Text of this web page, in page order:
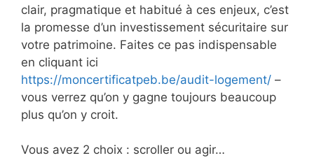
clair, pragmatique et habitué à ces enjeux, c’est
la promesse d’un investissement sécuritaire sur
votre patrimoine. Faites ce pas indispensable
en cliquant ici
https://moncertificatpeb.be/audit-logement/ –
vous verrez qu’on y gagne toujours beaucoup
plus qu’on y croit.
Vous avez 2 choix : scroller ou agir…